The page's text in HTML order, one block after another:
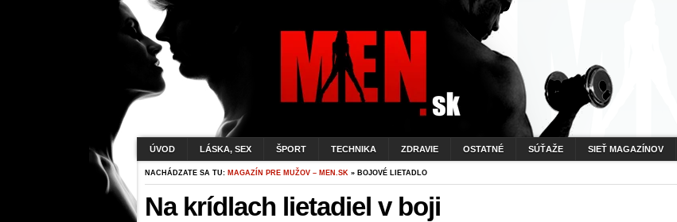
ÚVOD LÁSKA, SEX ŠPORT TECHNIKA ZDRAVIE OSTATNÉ SÚŤAŽE SIEŤ MAGAZÍNOV
NACHÁDZATE SA TU: MAGAZÍN PRE MUŽOV – MEN.SK » BOJOVÉ LIETADLO
Na krídlach lietadiel v boji